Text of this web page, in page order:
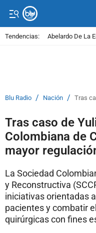
Tendencias: Abelardo De La
Blu Radio / Nación / Tras
Tras caso de
Colombiana de
mayor
La Sociedad
y Reconstructiva
iniciativas orientadas
pacientes y combatir
quirúrgicas con fines